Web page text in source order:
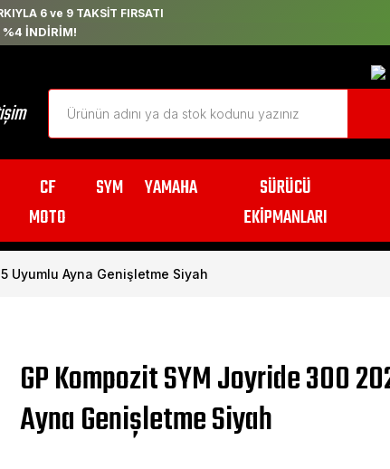
6 ve 9 TAKSİT FIRSATI
%4 İNDİRİM!
CF
MOTO
SYM YAMAHA
SÜRÜCÜ
EKİPMANLARI
Uyumlu Ayna Genişletme Siyah
GP Kompozit SYM Joyride 300
Ayna Genişletme Siyah